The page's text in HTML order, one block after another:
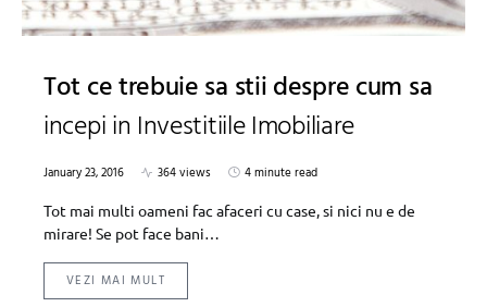
Tot ce trebuie sa stii despre cum sa
incepi in Investitiile Imobiliare
January 23, 2016 364 views
4 minute read
Tot mai multi oameni fac afaceri cu case, si nici nu e de
mirare! Se pot face bani…
VEZI MAI MULT